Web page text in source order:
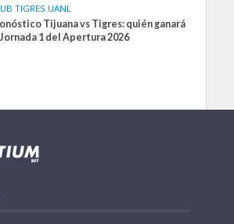
TIGRES UANL
Tijuana vs Tigres: quién ganará
Jornada 1 del Apertura 2026